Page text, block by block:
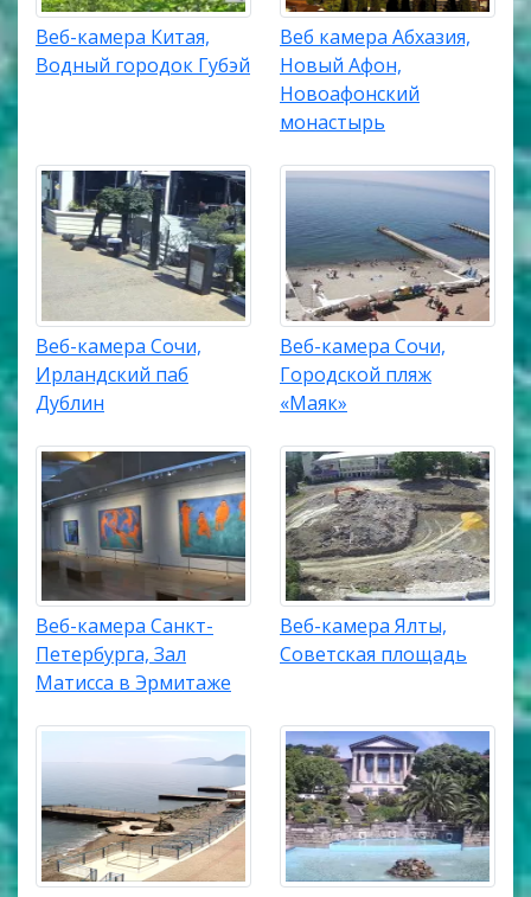
Веб-камера Китая,
Водный городок Губэй
Веб камера Абхазия,
Новый Афон,
Новоафонский
монастырь
Веб-камера Сочи,
Ирландский паб
Дублин
Веб-камера Сочи,
Городской пляж
«Маяк»
Веб-камера Санкт-
Петербурга, Зал
Матисса в Эрмитаже
Веб-камера Ялты,
Советская площадь